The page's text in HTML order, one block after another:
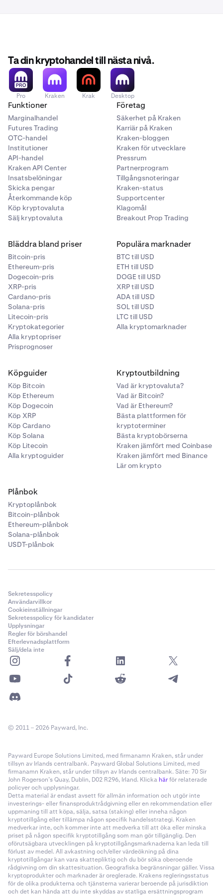
Ta din kryptohandel till nästa nivå.
Pro Kraken Krak Desktop
Funktioner
Marginalhandel
Futures Trading
OTC-handel
Institutioner
API-handel
Kraken API Center
Insatsbelöningar
Skicka pengar
Återkommande köp
Köp kryptovaluta
Sälj kryptovaluta
Företag
Säkerhet på Kraken
Karriär på Kraken
Kraken-bloggen
Kraken för utvecklare
Pressrum
Partnerprogram
Tillgångsnoteringar
Kraken-status
Supportcenter
Klagomål
Breakout Prop Trading
Bläddra bland priser
Bitcoin-pris
Ethereum-pris
Dogecoin-pris
XRP-pris
Cardano-pris
Solana-pris
Litecoin-pris
Kryptokategorier
Alla kryptopriser
Prisprognoser
Populära marknader
BTC till USD
ETH till USD
DOGE till USD
XRP till USD
ADA till USD
SOL till USD
LTC till USD
Alla kryptomarknader
Köpguider
Köp Bitcoin
Köp Ethereum
Köp Dogecoin
Köp XRP
Köp Cardano
Köp Solana
Köp Litecoin
Alla kryptoguider
Kryptoutbildning
Vad är kryptovaluta?
Vad är Bitcoin?
Vad är Ethereum?
Bästa plattformen för
kryptoterminer
Bästa kryptobörserna
Kraken jämfört med Coinbase
Kraken jämfört med Binance
Lär om krypto
Plånbok
Kryptoplånbok
Bitcoin-plånbok
Ethereum-plånbok
Solana-plånbok
USDT-plånbok
Sekretesspolicy
Användarvillkor
Cookieinställningar
Sekretesspolicy för kandidater
Upplysningar
Regler för börshandel
Efterlevnadsplattform
Sälj/dela inte
© 2011 – 2026 Payward, Inc.
Payward Europe Solutions Limited, med firmanamn Kraken, står under
tillsyn av Irlands centralbank. Payward Global Solutions Limited, med
firmanamn Kraken, står under tillsyn av Irlands centralbank. Säte: 70 Sir
John Rogerson’s Quay, Dublin, D02 R296, Irland. Klicka härför relaterade
policyer och upplysningar.
Detta material är endast avsett för allmän information och utgör inte
investerings- eller finansproduktrådgivning eller en rekommendation eller
uppmaning till att köpa, sälja, satsa (staking) eller inneha någon
kryptotillgång eller tillämpa någon specifik handelsstrategi. Kraken
medverkar inte, och kommer inte att medverka till att öka eller minska
priset på någon specifik kryptotillgång som man gör tillgänglig. Den
oförutsägbara utvecklingen på kryptotillgångsmarknaderna kan leda till
förlust av medel. All avkastning och/eller värdeökning på dina
kryptotillgångar kan vara skattepliktig och du bör söka oberoende
rådgivning om din skattesituation. Geografiska begränsningar gäller. Vissa
kryptoprodukter och marknader är oreglerade. Krakens regleringsstatus
för de olika produkterna och tjänsterna varierar beroende på jurisdiktion
och det kan hända att du inte skyddas av statliga ersättningsprogram